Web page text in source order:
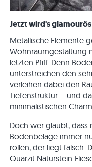
Jetzt wird's glamourös
Metallische Elemente
Wohnraumgestaltung
letzten Pfiff. Denn
unterstreichen den
verleihen dabei den
Tiefenstruktur – und
minimalistischen
Doch wer glaubt, dass
Bodenbeläge immer
rollen, der liegt falsch.
Quarzit Naturstein-